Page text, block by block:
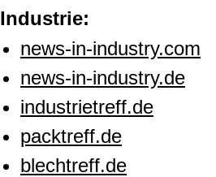
Industrie:
news-in-industry.com
news-in-industry.de
industrietreff.de
packtreff.de
blechtreff.de